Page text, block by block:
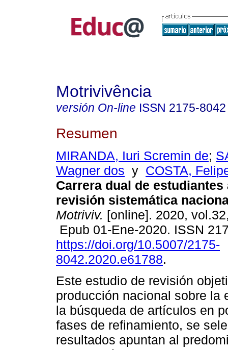
Motrivivência
versión On-line ISSN 2175-8042
Resumen
MIRANDA, Iuri Scremin de;
Wagner dos y COSTA,
Carrera dual de estudiantes
revisión sistemática
Motriviv. [online]. 2020,
Epub 01-Ene-2020. ISSN
https://doi.org/10.5007/2175-
8042.2020.e61788.
Este estudio de revisión
producción nacional sobre la
la búsqueda de artículos en
fases de refinamiento, se
resultados apuntan al